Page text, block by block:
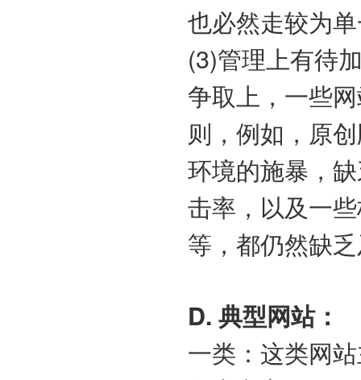
也必然走较为
(3)管理上有待
争取上，一些
则，例如，原
环境的施暴，
击率，以及一
等，都仍然缺
D. 典型网站：
一类：这类网